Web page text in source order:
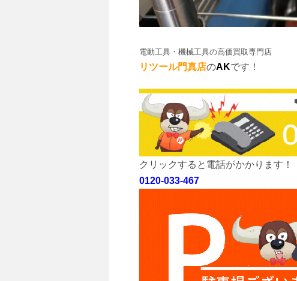
電動工具・機械工具の高価買取専門店
リツール門真店のAKです！
クリックすると電話がかかります！
0120-033-467